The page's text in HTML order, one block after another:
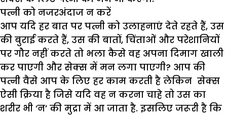
पत्नी को नजरअंदाज न करें
आप यदि हर बात पर पत्नी को उलाहनाएं देते रहते हैं, उस
की बुराई करते हैं, उस की बातों, चिंताओं और परेशानियों
पर गौर नहीं करते तो भला कैसे वह अपना दिमाग खाली
कर पाएगी और सेक्स में मन लगा पाएगी? आप की
पत्नी वैसे आप के लिए हर काम करती है लेकिन सेक्स
ऐसी क्रिया है जिसे यदि वह न करना चाहे तो उस का
शरीर भी ‘न’ की मुद्रा में आ जाता है. इसलिए जरूरी है कि